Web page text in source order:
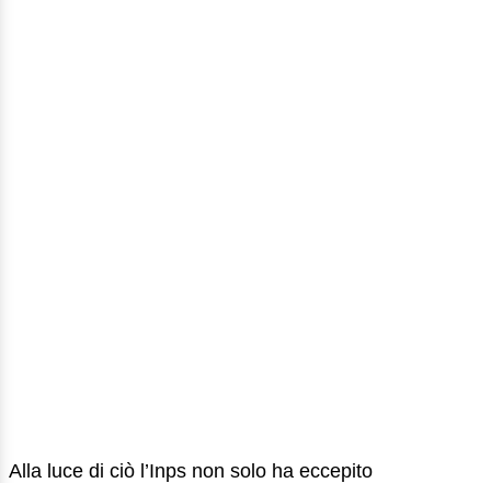
Alla luce di ciò l’Inps non solo ha eccepito